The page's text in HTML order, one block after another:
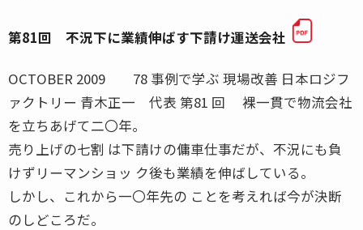
第81回 不況下に業績伸ばす下請け運送会社
OCTOBER 2009 78 事例で学ぶ 現場改善 日本ロジフ
ァクトリー 青木正一 代表 第81 回 裸一貫で物流会社
を立ちあげて二〇年。
売り上げの七割 は下請けの傭車仕事だが、不況にも負
けずリーマンショッ ク後も業績を伸ばしている。
しかし、これから一〇年先の ことを考えれば今が決断
のしどころだ。